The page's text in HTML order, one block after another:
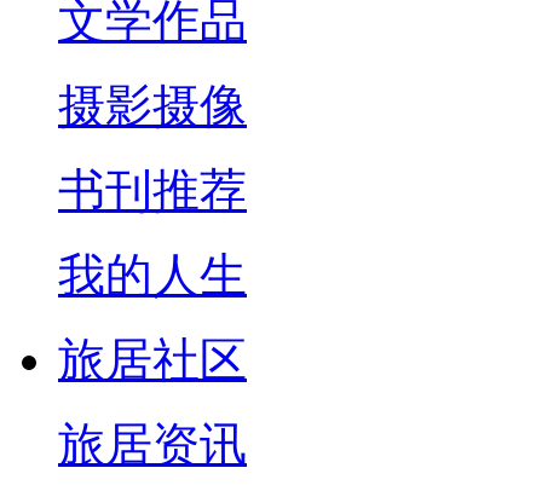
文学作品
摄影摄像
书刊推荐
我的人生
旅居社区
旅居资讯